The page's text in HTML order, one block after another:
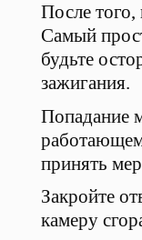
После того,
Самый
будьте
зажигания.
Попадание
принять
Закройте
камеру